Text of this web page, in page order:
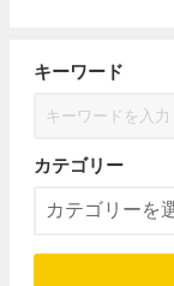
キーワード
カテゴリー